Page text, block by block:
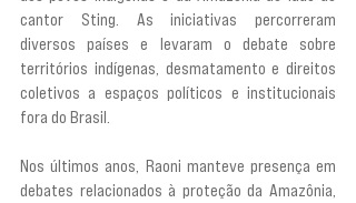
cantor Sting. As iniciativas percorreram
diversos países e levaram o debate sobre
territórios indígenas, desmatamento e direitos
coletivos a espaços políticos e institucionais
fora do Brasil.
Nos últimos anos, Raoni manteve presença em
debates relacionados à proteção da Amazônia,